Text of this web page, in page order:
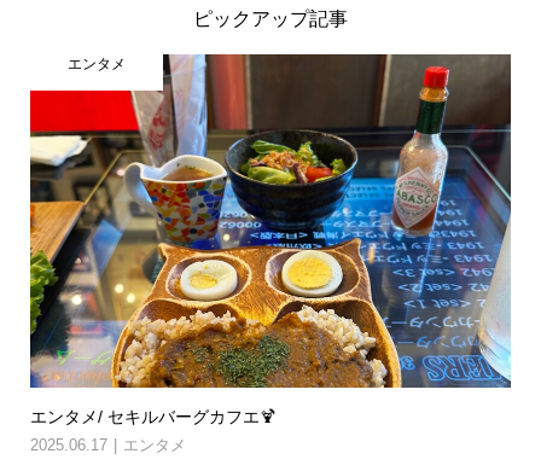
ピックアップ記事
エンタメ
エンタメ/ セキルバーグカフエ🍹
2025.06.17 エンタメ